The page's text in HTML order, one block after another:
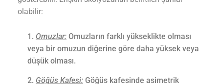
olabilir:
Omuzlar: Omuzların farklı yükseklikte olması
veya bir omuzun diğerine göre daha yüksek veya
düşük olması.
Göğüs Kafesi: Göğüs kafesinde asimetrik